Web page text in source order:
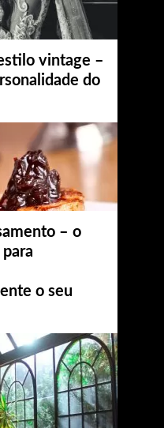
vintage –
do
– o
o seu